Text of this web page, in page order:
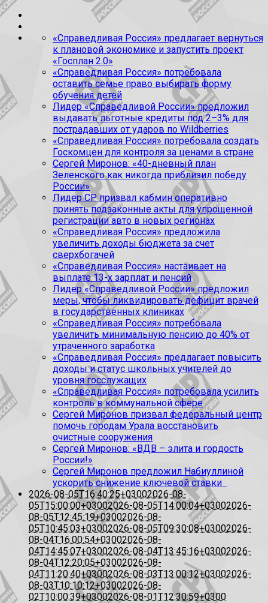
«Справедливая Россия» предлагает вернуться
к плановой экономике и запустить проект
«Госплан 2.0»
«Справедливая Россия» потребовала
оставить семье право выбирать форму
обучения детей
Лидер «Справедливой России» предложил
выдавать льготные кредиты под 2–3% для
пострадавших от ударов по Wildberries
«Справедливая Россия» потребовала создать
Госкомцен для контроля за ценами в стране
Сергей Миронов: «40-дневный план
Зеленского как никогда приблизил победу
России»
Лидер СР призвал кабмин оперативно
принять подзаконные акты для упрощенной
регистрации авто в новых регионах
«Справедливая Россия» предложила
увеличить доходы бюджета за счет
сверхбогачей
«Справедливая Россия» настаивает на
выплате 13-х зарплат и пенсий
Лидер «Справедливой России» предложил
меры, чтобы ликвидировать дефицит врачей
в государственных клиниках
«Справедливая Россия» потребовала
увеличить минимальную пенсию до 40% от
утраченного заработка
«Справедливая Россия» предлагает повысить
доходы и статус школьных учителей до
уровня госслужащих
«Справедливая Россия» потребовала усилить
контроль в коммунальной сфере
Сергей Миронов призвал федеральный центр
помочь городам Урала восстановить
очистные сооружения
Сергей Миронов: «ВДВ – элита и гордость
России!»
Сергей Миронов предложил Набиуллиной
ускорить снижение ключевой ставки
2026-08-05T16:40:25+03002026-08-
05T15:00:00+03002026-08-05T14:00:04+03002026-
08-05T12:45:19+03002026-08-
05T10:45:03+03002026-08-05T09:30:08+03002026-
08-04T16:00:54+03002026-08-
04T14:45:07+03002026-08-04T13:45:16+03002026-
08-04T12:20:05+03002026-08-
04T11:20:40+03002026-08-03T13:00:12+03002026-
08-03T10:10:12+03002026-08-
02T10:00:39+03002026-08-01T12:30:59+0300